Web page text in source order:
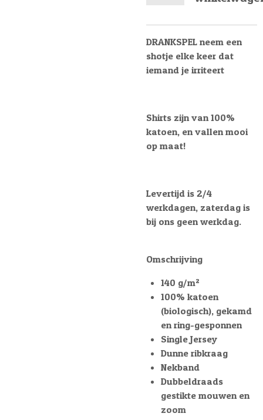
DRANKSPEL neem een
shotje elke keer dat
iemand je irriteert
Shirts zijn van 100%
katoen, en vallen mooi
op maat!
Levertijd is 2/4
werkdagen, zaterdag is
bij ons geen werkdag.
Omschrijving
140 g/m²
100% katoen
(biologisch), gekamd
en ring-gesponnen
Single Jersey
Dunne ribkraag
Nekband
Dubbeldraads
gestikte mouwen en
zoom